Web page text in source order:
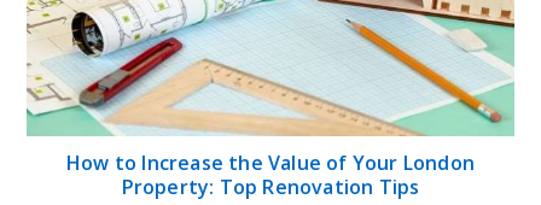
How to Increase the Value of Your London
Property: Top Renovation Tips